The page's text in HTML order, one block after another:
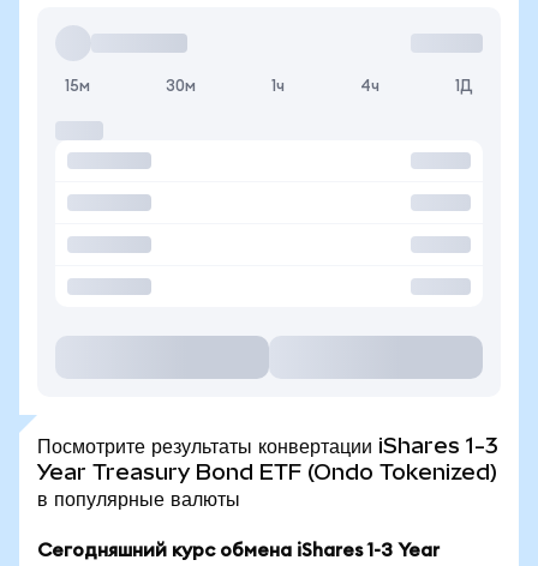
15м 30м 1ч 4ч 1Д
Посмотрите результаты конвертации iShares 1-3
Year Treasury Bond ETF (Ondo Tokenized)
в популярные валюты
Сегодняшний курс обмена iShares 1-3 Year